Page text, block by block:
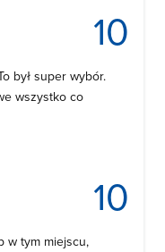
10
był super wybór.
wszystko co
10
w tym miejscu,